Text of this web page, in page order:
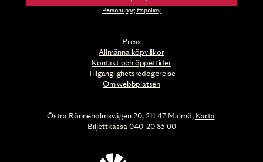
Press
Allmänna köpvillkor
Kontakt och öppettider
Tillgänglighetsredogörelse
Om webbplatsen
Personuppgiftspolicy
Östra Rönneholmsvägen 20, 211 47 Malmö, Karta
Biljettkassa 040-20 85 00